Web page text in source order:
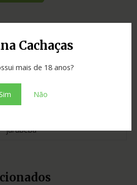
Cachaças
mais de 18 anos?
Não
14.00
jurubeba